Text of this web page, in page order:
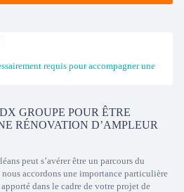
requis pour accompagner une
GROUPE POUR ÊTRE
RÉNOVATION D’AMPLEUR
peut s’avérer être un parcours du
accordons une importance particulière
dans le cadre de votre projet de